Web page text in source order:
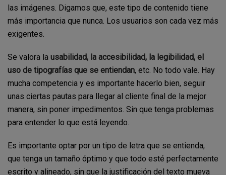
las imágenes. Digamos que, este tipo de contenido tiene
más importancia que nunca. Los usuarios son cada vez más
exigentes.
Se valora la usabilidad, la accesibilidad, la legibilidad, el
uso de tipografías que se entiendan, etc. No todo vale. Hay
mucha competencia y es importante hacerlo bien, seguir
unas ciertas pautas para llegar al cliente final de la mejor
manera, sin poner impedimentos. Sin que tenga problemas
para entender lo que está leyendo.
Es importante optar por un tipo de letra que se entienda,
que tenga un tamaño óptimo y que todo esté perfectamente
escrito y alineado, sin que la justificación del texto mueva